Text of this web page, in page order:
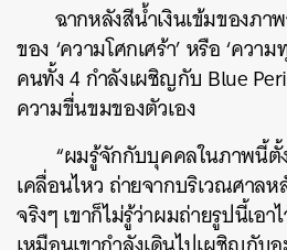
ฉากหลังสีน้ำเงินเข้มของภ
ของ ‘ความโศกเศร้า’ หรือ ‘ควา
คนทั้ง 4 กำลังเผชิญกับ Blue
ความขื่นขมของตัวเอง
“ผมรู้จักกับบุคคลในภาพนี้ตั้
เคลื่อนไหว ถ่ายจากบริเวณศาล
จริงๆ เขาก็ไม่รู้ว่าผมถ่ายรูปนี้เอ